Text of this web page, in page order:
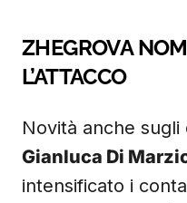
ZHEGROVA
L’ATTACCO
Novità anche
Gianluca Di
intensificato i